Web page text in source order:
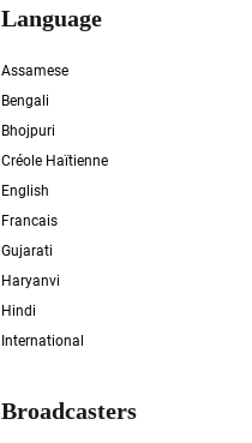
Language
Assamese
Bengali
Bhojpuri
Créole Haïtienne
English
Francais
Gujarati
Haryanvi
Hindi
International
Broadcasters